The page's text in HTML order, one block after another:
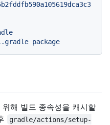
package
해 빌드 종속성을 캐시할
gradle/actions/setup-